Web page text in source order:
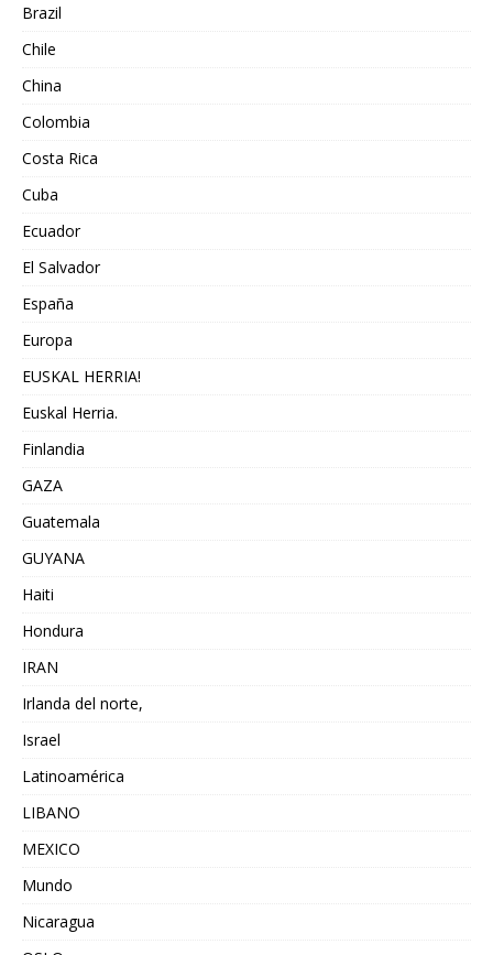
Brazil
Chile
China
Colombia
Costa Rica
Cuba
Ecuador
El Salvador
España
Europa
EUSKAL HERRIA!
Euskal Herria.
Finlandia
GAZA
Guatemala
GUYANA
Haiti
Hondura
IRAN
Irlanda del norte,
Israel
Latinoamérica
LIBANO
MEXICO
Mundo
Nicaragua